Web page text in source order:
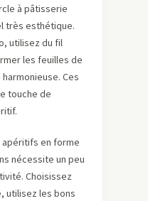
à pâtisserie
très esthétique.
utilisez du fil
les feuilles de
Ces
touche de
apéritifs en forme
nécessite un peu
Choisissez
utilisez les bons